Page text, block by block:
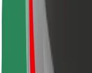
Usalama